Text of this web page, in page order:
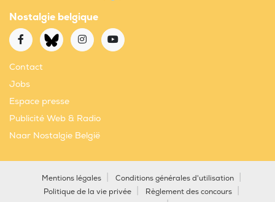
Nostalgie belgique
Contact
Jobs
Espace presse
Publicité Web & Radio
Naar Nostalgie België
Mentions légales
Conditions générales d'utilisation
Politique de la vie privée
Règlement des concours